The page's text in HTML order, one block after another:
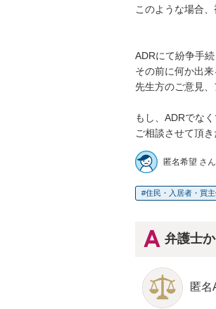
このような場合
ADRにて紛争手
その前に何か出
先生方のご意見、
もし、ADRでな
ご相談させて頂き
匿名希望 さん
住民・入居者・買主
弁護士
匿名